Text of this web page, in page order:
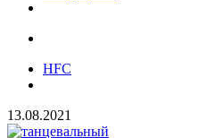
HFC
13.08.2021